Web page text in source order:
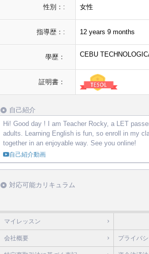
性別：: 女性
指導歴：: 12 years 9 months
學歷： CEBU
証明書：
自己紹介
Hi! Good day ! I am Teacher Rocky, a LET
adults. Learning English is fun, so enroll in my
together in an enjoyable way. See you online!
自己紹介動画
対応可能カリキュラム
マイレッスン
会社概要 プライバ